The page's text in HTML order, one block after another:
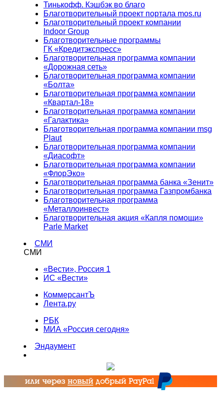
Тинькофф. Кэшбэк во благо
Благотворительный проект портала mos.ru
Благотворительный проект компании
Indoor Group
Благотворительные программы
ГК «Кредитэкспресс»
Благотворительная программа компании
«Дорожная сеть»
Благотворительная программа компании
«Болта»
Благотворительная программа компании
«Квартал-18»
Благотворительная программа компании
«Галактика»
Благотворительная программа компании msg
Plaut
Благотворительная программа компании
«Диасофт»
Благотворительная программа компании
«ФлорЭко»
Благотворительная программа банка «Зенит»
Благотворительная программа Газпромбанка
Благотворительная программа
«Металлоинвест»
Благотворительная акция «Капля помощи»
Parle Market
СМИ
СМИ
«Вести», Россия 1
ИС «Вести»
КоммерсантЪ
Лента.ру
РБК
МИА «Россия сегодня»
Эндаумент